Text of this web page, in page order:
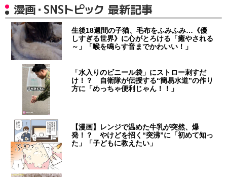
漫画・SNSトピック 最新記事
生後18週間の子猫、毛布をふみふみ…《優
しすぎる世界》に心がとろける「癒やされる
～」「喉を鳴らす音までかわいい！」
「水入りのビニール袋」にストロー刺すだ
け！？ 自衛隊が伝授する“簡易水道”の作り
方に「めっちゃ便利じゃん！！」
【漫画】レンジで温めた牛乳が突然、爆
発！？ やけどを招く“突沸”に「初めて知っ
た」「子どもに教えたい」